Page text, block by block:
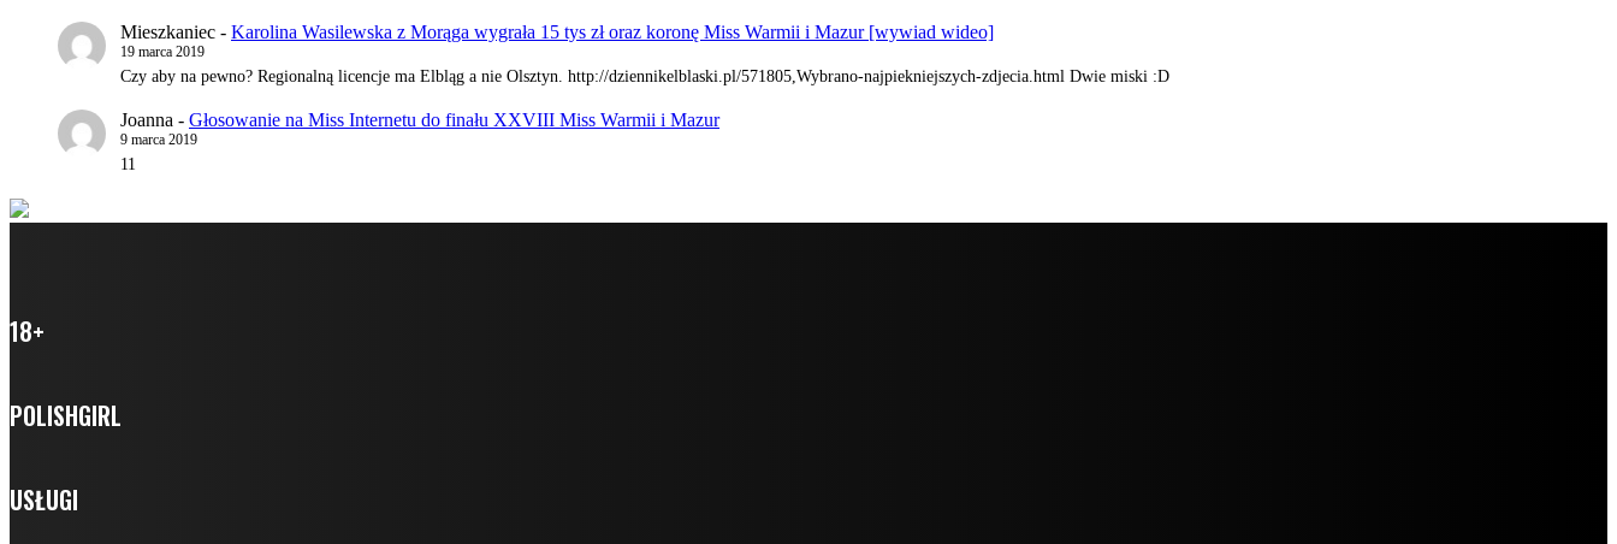
Mieszkaniec - Karolina Wasilewska z Morąga wygrała 15 tys zł oraz koronę Miss Warmii i Mazur [wywiad wideo]
19 marca 2019
Czy aby na pewno? Regionalną licencje ma Elbląg a nie Olsztyn. http://dziennikelblaski.pl/571805,Wybrano-najpiekniejszych-zdjecia.html Dwie miski :D
Joanna - Głosowanie na Miss Internetu do finału XXVIII Miss Warmii i Mazur
9 marca 2019
11
18+
POLISHGIRL
USŁUGI